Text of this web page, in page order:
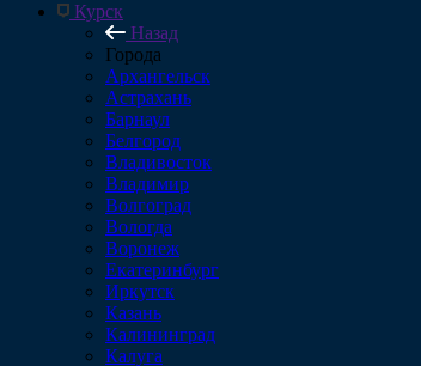
Курск
Назад
Города
Архангельск
Астрахань
Барнаул
Белгород
Владивосток
Владимир
Волгоград
Вологда
Воронеж
Екатеринбург
Иркутск
Казань
Калининград
Калуга